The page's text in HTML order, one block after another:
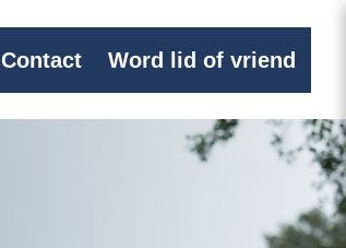
Contact Word lid of vriend